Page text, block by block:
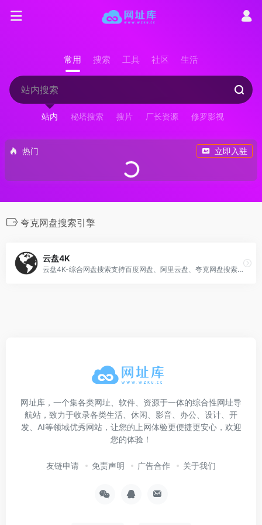
常用 搜索 工具 社区 生活
站内 秘塔搜索 搜片 厂长资源 修罗影视
热门 立即入驻
夸克网盘搜索引擎
云盘4K
云盘4K-综合网盘搜索支持百度网盘、阿里云盘、夸克网盘搜索，可快速搜索百度网盘资源中的有效连接，自动识别无效的百度云网盘资源，每天更新海量资源。
网址库，一个集各类网址、软件、资源于一体的综合性网址导
航站，致力于收录各类生活、休闲、影音、办公、设计、开
发、AI等领域优秀网站，让您的上网体验更便捷更安心，欢迎
您的体验！
友链申请 免责声明 广告合作 关于我们